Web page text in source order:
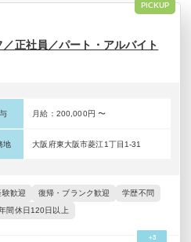
PICKUP
正社員／パート・アルバイト
験歓迎 復帰・ブランク歓迎
学歴不問
間休日120日以上
月給：200,000円 〜
地 大阪府東大阪市菱江1丁目1-31
+3